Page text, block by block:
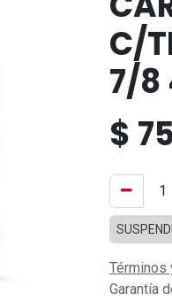
C/
7/8
$
Términos
Garantía